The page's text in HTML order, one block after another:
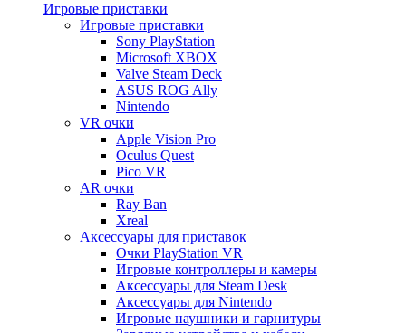
Игровые приставки
Игровые приставки
Sony PlayStation
Microsoft XBOX
Valve Steam Deck
ASUS ROG Ally
Nintendo
VR очки
Apple Vision Pro
Oculus Quest
Pico VR
AR очки
Ray Ban
Xreal
Аксессуары для приставок
Очки PlayStation VR
Игровые контроллеры и камеры
Аксессуары для Steam Desk
Аксессуары для Nintendo
Игровые наушники и гарнитуры